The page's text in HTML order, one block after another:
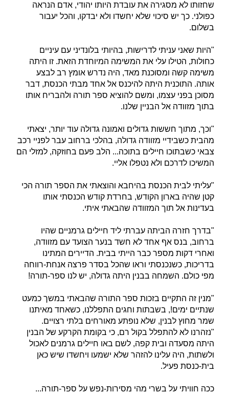
שחזותו לא מסגירה את עובדת היותו יהודי, אדם הנראה
כפולני. כך יש סיכוי שלא יחשדו ולא יבדקו, והכל יעבור
בשלום.
"היות שאני עניתי לדרישות, בהיותי בלונדיני עם עיניים
כחולות, הטילו עלי את המשימה המיוחדת הזאת. זו היתה
משימה קשה ומסוכנת מאד, היה נדרש אומץ רב לבצע
אותה. התוכנית היתה להיכנס אל אחד מבתי הכנסת, דבר
מסוכן בפני עצמו, ומשם להוציא ספר תורה ולהבריח אותו
בתוך מזוודה אל הבניין שלנו.
"וכך, מתוך חששות גדולים ואמונה גדולה עוד יותר, יצאתי
מהבית כשבידיי מזוודה גדולה, בהלכי ברחוב עבר לפניי רכב
צבאי כשבתוכו חיילים בתוכה... הלב פעם בחוזקה, למזלי הם
המשיכו לדרכם ולא נטפלו אליי.
"עליתי לבית הכנסת בהיחבא והוצאתי את הספר תורה הכי
קטן שהיה בארון הקודש, בחרדת קודש הכנסתי אותו
בעדינות אל תוך המזוודה שהבאתי איתי.
"בדרך חזרה הביתה עברתי ליד חיילים גרמניים שהיו
ברחוב, בנס אף אחד לא חשד בנער הצועד עם מזוודה,
ואחרי דקות מספר כבר הייתי בבית. הדיירים המתינו
בדריכות, כשנכנסתי וראו שהכל בסדר פרצה אנחת-רווחה
מפי כולם. השמחה בבנין היתה גדולה, יש לנו ספר-תורה!
"מנין זה התקיים בזכות ספר התורה שהבאתי במשך כמעט
שנתיים ימים!, בשבתות וחגים התפללנו, כשאחד מאיתנו
שמר מחוץ לבנין, שלא נופתע מאורחים בלתי רצויים.
"נזהרנו לא להתפלל בקול רם, כי בקומת הקרקע של הבנין
היתה מסעדה ובית קפה, לשם באו חיילים גרמנים לאכול
ולשתות, היה עלינו להזהר שלא ישמעו ויחשדו שיש כאן
בית-כנסת פעיל.
ככה חוויתי על בשרי מהי מסירות-נפש על ספר-תורה...